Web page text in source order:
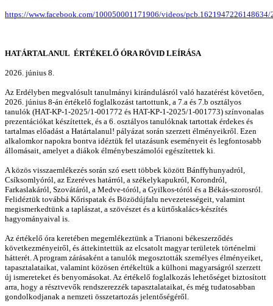
https://www.facebook.com/100050001171906/videos/
HATÁRTALANUL ÉRTÉKELŐ ÓRA RÖVID LEÍRÁSA
2026. június 8.
Az Erdélyben megvalósult tanulmányi kirándulásról való hazatérést követően,
2026. június 8-án értékelő foglalkozást tartottunk, a 7.a és 7.b osztályos
tanulók (HAT-KP-1-2025/1-001772 és HAT-KP-1-2025/1-001773) színvonalas
prezentációkat készítettek, és a 6. osztályos tanulóknak tartottak érdekes és
tartalmas előadást a Határtalanul! pályázat során szerzett élményeikről. Ezen
alkalomkor napokra bontva idéztük fel utazásunk eseményeit és legfontosabb
állomásait, amelyet a diákok élménybeszámolói egészítettek ki.
A közös visszaemlékezés során szó esett többek között Bánffyhunyadról,
Csíksomlyóról, az Ezeréves határról, a székelykapukról, Korondról,
Farkaslakáról, Szovátáról, a Medve-tóról, a Gyilkos-tóról és a Békás-szorosról.
Felidéztük továbbá Kőrispatak és Bözödújfalu nevezetességeit, valamint
megismerkedtünk a taplászat, a szövészet és a kürtőskalács-készítés
hagyományaival is.
Az értékelő óra keretében megemlékeztünk a Trianoni békeszerződés
következményeiről, és áttekintettük az elcsatolt magyar területek történelmi
hátterét. A program zárásaként a tanulók megosztották személyes élményeiket,
tapasztalataikat, valamint közösen értékeltük a külhoni magyarságról szerzett
új ismereteket és benyomásokat. Az értékelő foglalkozás lehetőséget biztosított
arra, hogy a résztvevők rendszerezzék tapasztalataikat, és még tudatosabban
gondolkodjanak a nemzeti összetartozás jelentőségéről.